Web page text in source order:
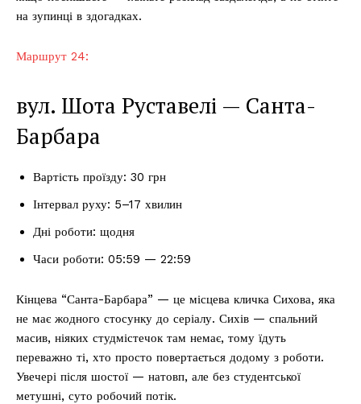
на зупинці в здогадках.
Маршрут 24:
вул. Шота Руставелі — Санта-
Барбара
Вартість проїзду: 30 грн
Інтервал руху: 5–17 хвилин
Дні роботи: щодня
Часи роботи: 05:59 — 22:59
Кінцева “Санта-Барбара” — це місцева кличка Сихова, яка
не має жодного стосунку до серіалу. Сихів — спальний
масив, ніяких студмістечок там немає, тому їдуть
переважно ті, хто просто повертається додому з роботи.
Увечері після шостої — натовп, але без студентської
метушні, суто робочий потік.